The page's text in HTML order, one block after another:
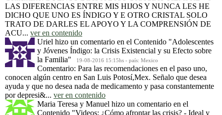
LAS DIFERENCIAS ENTRE MIS HIJOS Y NUNCA LES HE
DICHO QUE UNO ES ÍNDIGO Y E OTRO CRISTAL SOLO
TRATO DE DARLES EL APOYO Y LA COMPRENSIÓN DE
ACU... ver en contenido
Uriel hizo un comentario en el Contenido "Adolescentes
y Jóvenes Índigo: la Crisis Existencial y su Efecto sobre
la Familia"
19-08-2016 15:15hs - país: Mexico
Comentario: Para las recomendaciones en el paso uno,
conocen algún centro en San Luis Potosí,Mex. Señalo que desea
ayuda y que no desea nada de medicamento y pasa constantemente
por depresi&... ver en contenido
Maria Teresa y Manuel hizo un comentario en el
Contenido "Videos: ¿Cómo afrontar las crisis? - Ideal y